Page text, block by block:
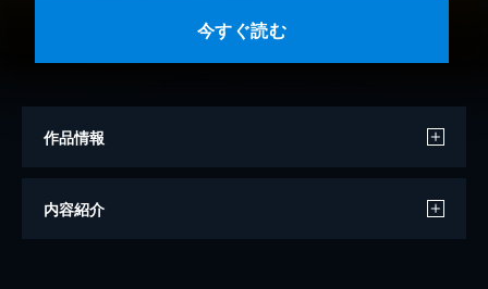
今すぐ読む
作品情報
著者
内容紹介